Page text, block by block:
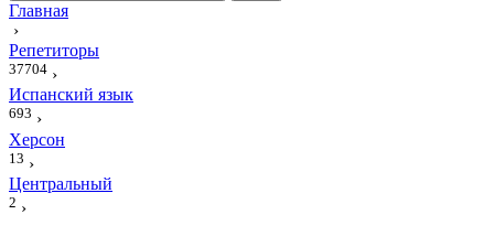
Главная
›
Репетиторы
37704 ›
Испанский язык
693 ›
Херсон
13 ›
Центральный
2 ›